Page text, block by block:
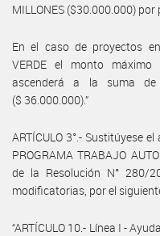
MILLONES ($30.000.000) por
En el caso de proyectos
VERDE el monto
ascenderá a la suma de
($ 36.000.000).”
ARTÍCULO 3°.- Sustitúyese
PROGRAMA TRABAJO
de la Resolución N° 280/
modificatorias, por el
“ARTÍCULO 10.- Línea I -